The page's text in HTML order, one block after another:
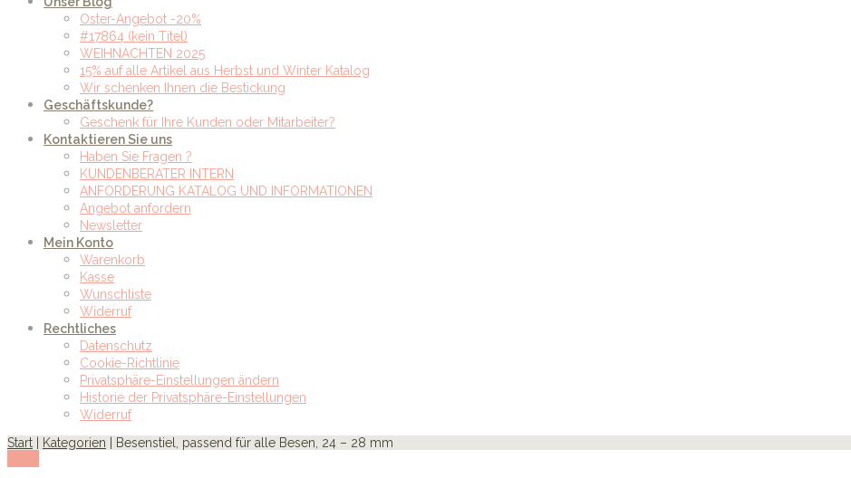
Oster-Angebot -20%
#17864 (kein Titel)
WEIHNACHTEN 2025
15% auf alle Artikel aus Herbst und Winter Katalog
Wir schenken Ihnen die Bestickung
Geschäftskunde?
Geschenk für Ihre Kunden oder Mitarbeiter?
Kontaktieren Sie uns
Haben Sie Fragen ?
KUNDENBERATER INTERN
ANFORDERUNG KATALOG UND INFORMATIONEN
Angebot anfordern
Newsletter
Mein Konto
Warenkorb
Kasse
Wunschliste
Widerruf
Rechtliches
Datenschutz
Cookie-Richtlinie
Privatsphäre-Einstellungen ändern
Historie der Privatsphäre-Einstellungen
Widerruf
Start
Kategorien | Besenstiel, passend für alle Besen, 24 – 28 mm